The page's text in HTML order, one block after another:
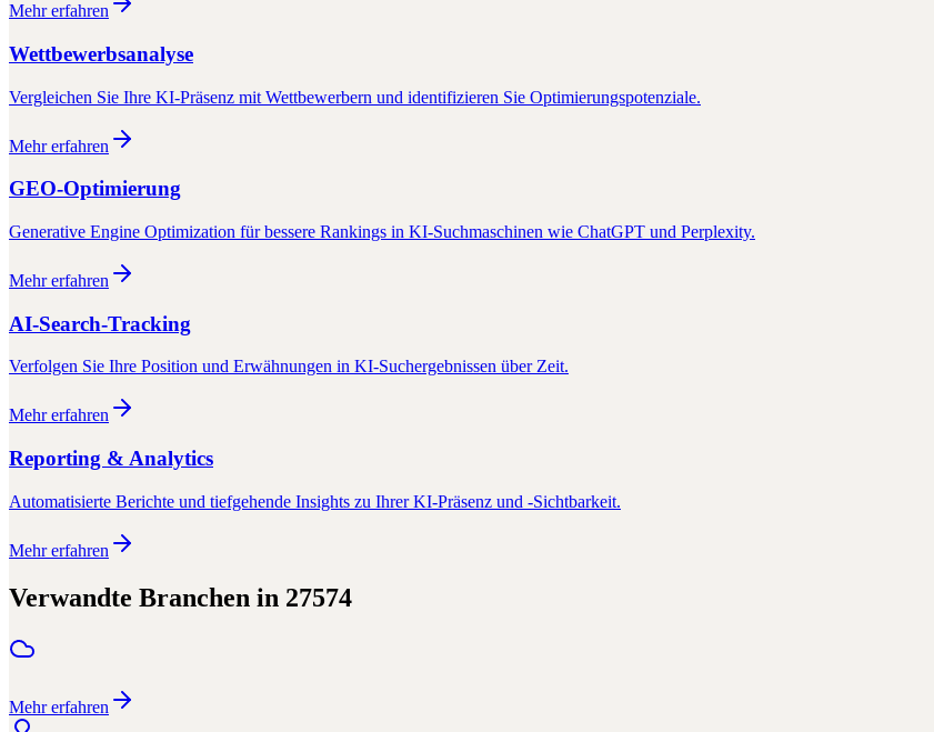
Mehr erfahren
Wettbewerbsanalyse
Vergleichen Sie Ihre KI-Präsenz mit Wettbewerbern und identifizieren Sie Optimierungspotenziale.
Mehr erfahren
GEO-Optimierung
Generative Engine Optimization für bessere Rankings in KI-Suchmaschinen wie ChatGPT und Perplexity.
Mehr erfahren
AI-Search-Tracking
Verfolgen Sie Ihre Position und Erwähnungen in KI-Suchergebnissen über Zeit.
Mehr erfahren
Reporting & Analytics
Automatisierte Berichte und tiefgehende Insights zu Ihrer KI-Präsenz und -Sichtbarkeit.
Mehr erfahren
Verwandte Branchen in 27574
Mehr erfahren